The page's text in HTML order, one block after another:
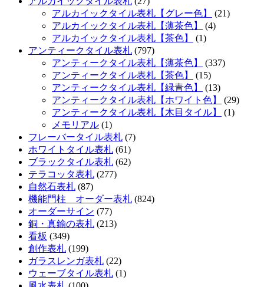
アルカイックタイル表札【グレー色】
(21)
アルカイックタイル表札【薄茶色】
(4)
アルカイックタイル表札【茶色】
(1)
アンティークタイル表札 (797)
アンティークタイル表札【薄茶色】
(337)
アンティークタイル表札【茶色】
(15)
アンティークタイル表札【緑青色】
(13)
アンティークタイル表札【ホワイト色】
(29)
アンティークタイル表札【木目タイル】
(1)
メモリアル (1)
フレーバータイル表札 (7)
ホワイトタイル表札 (61)
ブラックタイル表札 (62)
テラコッタ表札 (277)
自然石表札 (87)
機能門柱 オーダー表札 (824)
オーダーサイン (77)
銅・真鍮の表札 (213)
看板 (349)
創作表札 (199)
ガラスレンガ表札 (22)
ウェーブタイル表札 (1)